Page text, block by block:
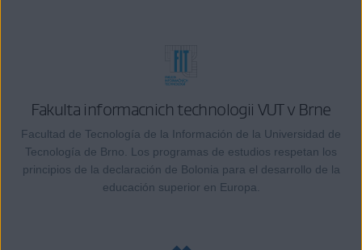
Fakulta informacnich technologii VUT v Brne
Facultad de Tecnología de la Información de la Universidad de
Tecnología de Brno. Los programas de estudios respetan los
principios de la declaración de Bolonia para el desarrollo de la
educación superior en Europa.